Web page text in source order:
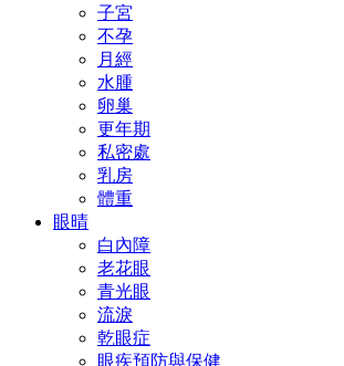
子宮
不孕
月經
水腫
卵巢
更年期
私密處
乳房
體重
眼晴
白內障
老花眼
青光眼
流淚
乾眼症
眼疾預防與保健